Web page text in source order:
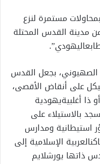
بمحاولاتمستمرة لنزع
مدينة القدس المحتلة
اليهودي”.
الصهيوني، بجعل القدس
على أنقاض الأقصى،
أوذا أغلبيةيهودية
بالاستيلاءعلى
استيطانية ومدارس
العربية الإسلامية إلى
ذاتها يورشلايم